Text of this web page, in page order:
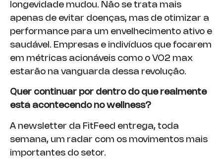
longevidade mudou. Não se trata mais
apenas de evitar doenças, mas de otimizar a
performance para um envelhecimento ativo e
saudável. Empresas e indivíduos que focarem
em métricas acionáveis como o VO2 max
estarão na vanguarda dessa revolução.
Quer continuar por dentro do que realmente
está acontecendo no wellness?
A newsletter da FitFeed entrega, toda
semana, um radar com os movimentos mais
importantes do setor.